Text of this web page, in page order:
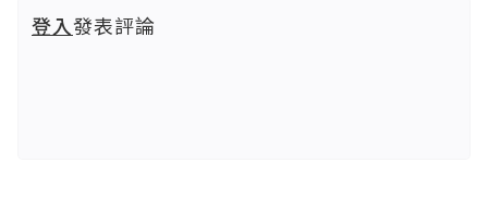
登入發表評論